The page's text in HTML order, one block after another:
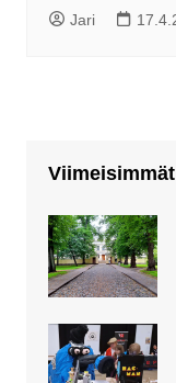
Jari
Viimeisimmät